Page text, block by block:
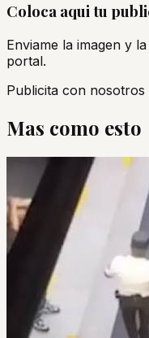
Coloca aqui tu
Enviame la imagen y
portal.
Publicita con nosotros
Mas como esto